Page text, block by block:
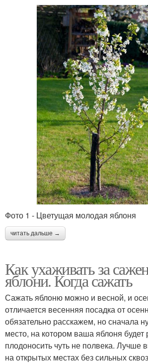
Фото 1 - Цветущая молодая яблоня
читать дальше →
Как ухаживать за
яблони. Когда сажать
Сажать яблоню можно и весной, и
отличается весенняя посадка от
обязательно расскажем, но сначала
место, на котором ваша яблоня будет
плодоносить чуть не полвека. Лучше
на открытых местах без сильных